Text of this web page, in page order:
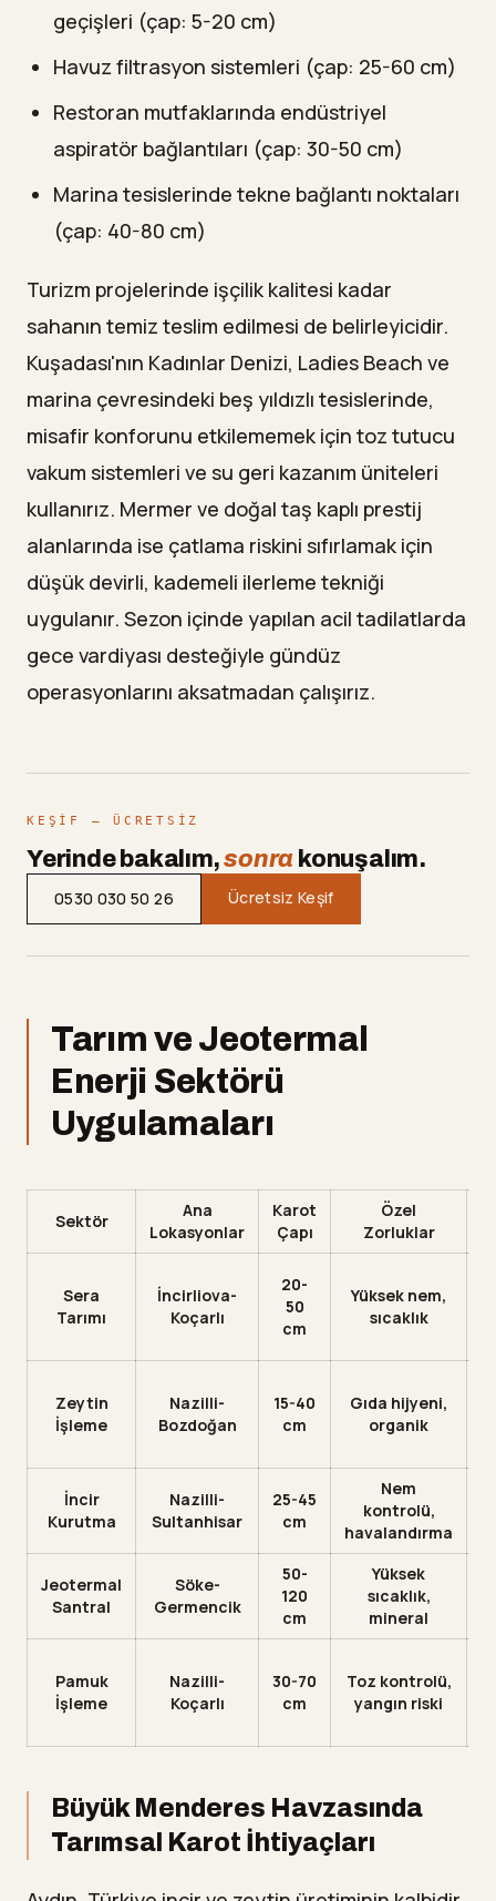
geçişleri (çap: 5-20 cm)
Havuz filtrasyon sistemleri (çap: 25-60 cm)
Restoran mutfaklarında endüstriyel
aspiratör bağlantıları (çap: 30-50 cm)
Marina tesislerinde tekne bağlantı noktaları
(çap: 40-80 cm)
Turizm projelerinde işçilik kalitesi kadar
sahanın temiz teslim edilmesi de belirleyicidir.
Kuşadası'nın Kadınlar Denizi, Ladies Beach ve
marina çevresindeki beş yıldızlı tesislerinde,
misafir konforunu etkilememek için toz tutucu
vakum sistemleri ve su geri kazanım üniteleri
kullanırız. Mermer ve doğal taş kaplı prestij
alanlarında ise çatlama riskini sıfırlamak için
düşük devirli, kademeli ilerleme tekniği
uygulanır. Sezon içinde yapılan acil tadilatlarda
gece vardiyası desteğiyle gündüz
operasyonlarını aksatmadan çalışırız.
KEŞIF — ÜCRETSIZ
Yerinde bakalım,sonra konuşalım.
0530 030 50 26 Ücretsiz Keşif
Tarım ve Jeotermal
Enerji Sektörü
Uygulamaları
Sektör
Ana
Lokasyonlar
Karot
Çapı
Özel
Zorluklar
Sera
Tarımı
İncirliova-
Koçarlı
20-
50
cm
Yüksek nem,
sıcaklık
Zeytin
İşleme
Nazilli-
Bozdoğan
15-40
cm
Gıda hijyeni,
organik
İncir
Kurutma
Nazilli-
Sultanhisar
25-45
cm
Nem
kontrolü,
havalandırma
Jeotermal
Santral
Söke-
Germencik
50-
120
cm
Yüksek
sıcaklık,
mineral
Pamuk
İşleme
Nazilli-
Koçarlı
30-70
cm
Toz kontrolü,
yangın riski
Büyük Menderes Havzasında
Tarımsal Karot İhtiyaçları